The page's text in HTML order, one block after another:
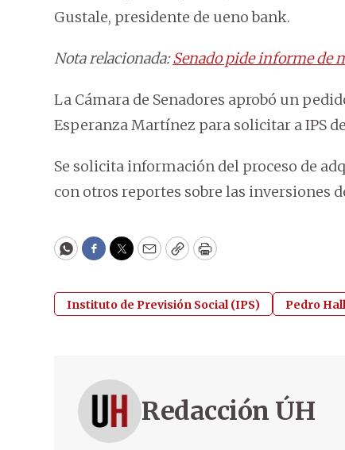
Gustale, presidente de ueno bank.
Nota relacionada:Senado pide informe de
La Cámara de Senadores aprobó un
Esperanza Martínez para solicitar a IPS
Se solicita información del proceso de
con otros reportes sobre las inversiones
WhatsApp
Facebook
Twitter
EmailCopyPrint
Instituto de Previsión Social (IPS) Pedro
Redacción ÚH